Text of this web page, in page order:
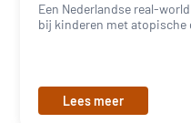
Een Nederlandse real-
bij kinderen met
Lees meer